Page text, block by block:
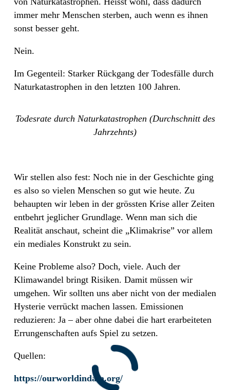
immer mehr Menschen sterben, auch wenn es ihnen
sonst besser geht.
Nein.
Im Gegenteil: Starker Rückgang der Todesfälle durch
Naturkatastrophen in den letzten 100 Jahren.
Todesrate durch Naturkatastrophen (Durchschnitt des
Jahrzehnts)
Wir stellen also fest: Noch nie in der Geschichte ging
es also so vielen Menschen so gut wie heute. Zu
behaupten wir leben in der grössten Krise aller Zeiten
entbehrt jeglicher Grundlage. Wenn man sich die
Realität anschaut, scheint die „Klimakrise” vor allem
ein mediales Konstrukt zu sein.
Keine Probleme also? Doch, viele. Auch der
Klimawandel bringt Risiken. Damit müssen wir
umgehen. Wir sollten uns aber nicht von der medialen
Hysterie verrückt machen lassen. Emissionen
reduzieren: Ja – aber ohne dabei die hart erarbeiteten
Errungenschaften aufs Spiel zu setzen.
Quellen:
https://ourworldindata.org/